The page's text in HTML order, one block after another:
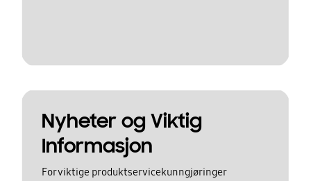
Nyheter og Viktig
Informasjon
For viktige produktservicekunngjøringer